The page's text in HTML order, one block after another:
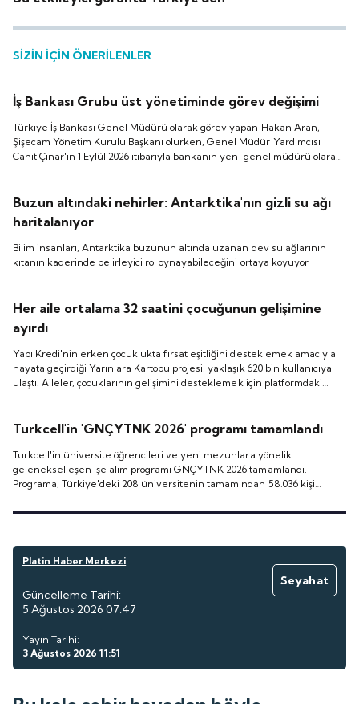
SİZİN İÇİN ÖNERİLENLER
İş Bankası Grubu üst yönetiminde görev değişimi
Türkiye İş Bankası Genel Müdürü olarak görev yapan Hakan Aran,
Şişecam Yönetim Kurulu Başkanı olurken, Genel Müdür Yardımcısı
Cahit Çınar'ın 1 Eylül 2026 itibarıyla bankanın yeni genel müdürü olarak
Buzun altındaki nehirler: Antarktika'nın gizli su ağı
haritalanıyor
Bilim insanları, Antarktika buzunun altında uzanan dev su ağlarının
kıtanın kaderinde belirleyici rol oynayabileceğini ortaya koyuyor
Her aile ortalama 32 saatini çocuğunun gelişimine
ayırdı
Yapı Kredi'nin erken çocuklukta fırsat eşitliğini desteklemek amacıyla
hayata geçirdiği Yarınlara Kartopu projesi, yaklaşık 620 bin kullanıcıya
ulaştı. Aileler, çocuklarının gelişimini desteklemek için platformdaki
ulaştı.
Turkcell'in 'GNÇYTNK 2026' programı tamamlandı
Turkcell'in üniversite öğrencileri ve yeni mezunlara yönelik
gelenekselleşen işe alım programı GNÇYTNK 2026 tamamlandı.
Programa, Türkiye'deki 208 üniversitenin tamamından 58.036 kişi
Platin Haber Merkezi
Seyahat
Güncelleme Tarihi:
5 Ağustos 2026 07:47
Yayın Tarihi:
3 Ağustos 2026 11:51